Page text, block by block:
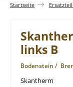
Startseite
links B
Bodenstein /
Skantherm